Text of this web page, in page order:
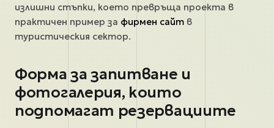
излишни стъпки, което превръща проекта в
практичен пример за фирмен сайт в
туристическия сектор.
Форма за запитване и
фотогалерия, които
подпомагат резервациите